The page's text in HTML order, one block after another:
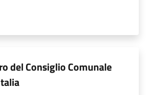
del Consiglio Comunale